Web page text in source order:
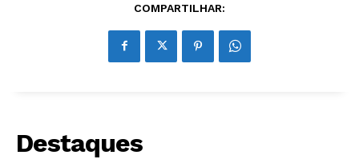
COMPARTILHAR:
Destaques